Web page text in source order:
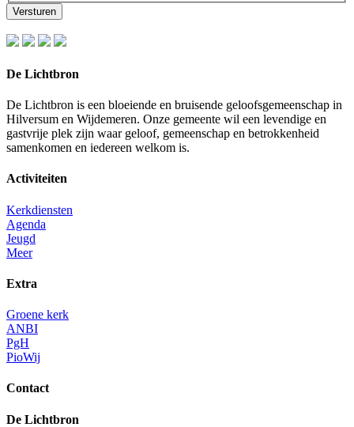
De Lichtbron
De Lichtbron is een bloeiende en bruisende geloofsgemeenschap in
Hilversum en Wijdemeren. Onze gemeente wil een levendige en
gastvrije plek zijn waar geloof, gemeenschap en betrokkenheid
samenkomen en iedereen welkom is.
Activiteiten
Kerkdiensten
Agenda
Jeugd
Meer
Extra
Groene kerk
ANBI
PgH
PioWij
Contact
De Lichtbron